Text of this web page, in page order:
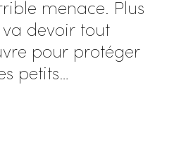
menace. Plus
devoir tout
pour protéger
petits…